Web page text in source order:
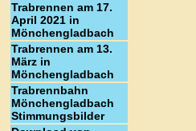
Trabrennen am 17.
April 2021 in
Mönchengladbach
Trabrennen am 13.
März in
Mönchengladbach
Trabrennbahn
Mönchengladbach
Stimmungsbilder